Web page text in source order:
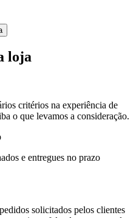
loja
critérios na experiência de
o que levamos a consideração.
e entregues no prazo
solicitados pelos clientes